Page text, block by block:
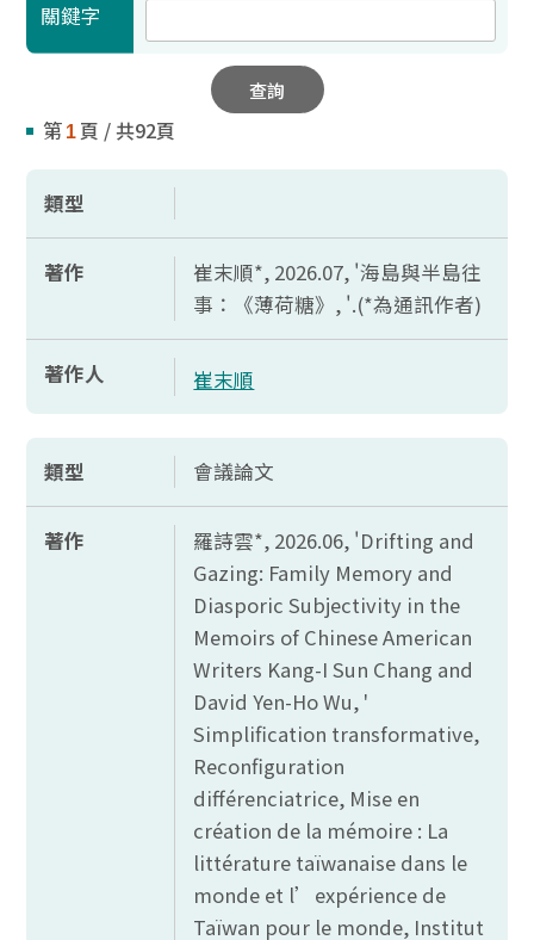
關鍵字
查詢
第 1 頁 / 共92頁
類型
著作
崔末順*, 2026.07, '海島與半島往
事：《薄荷糖》, '.(*為通訊作者)
著作人 崔末順
類型 會議論文
著作 羅詩雲*, 2026.06, 'Drifting and
Gazing: Family Memory and
Diasporic Subjectivity in the
Memoirs of Chinese American
Writers Kang-I Sun Chang and
David Yen-Ho Wu, '
Simplification transformative,
Reconfiguration
différenciatrice, Mise en
création de la mémoire : La
littérature taïwanaise dans le
monde et l’expérience de
Taïwan pour le monde, Institut